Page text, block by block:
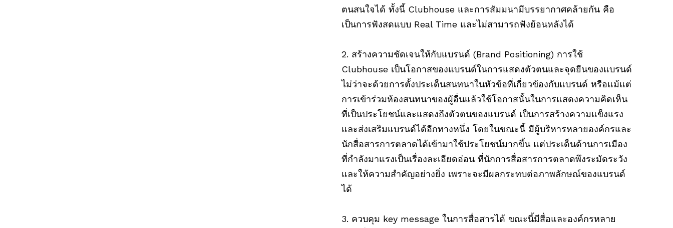
ตนสนใจได้ ทั้งนี้ Clubhouse และการสัมมนามีบรรยากาศคล้ายกัน คือ
เป็นการฟังสดแบบ Real Time และไม่สามารถฟังย้อนหลังได้
2. สร้างความชัดเจนให้กับแบรนด์ (Brand Positioning) การใช้
Clubhouse เป็นโอกาสของแบรนด์ในการแสดงตัวตนและจุดยืนของแบรนด์
ไม่ว่าจะด้วยการตั้งประเด็นสนทนาในหัวข้อที่เกี่ยวข้องกับแบรนด์ หรือแม้แต่
การเข้าร่วมห้องสนทนาของผู้อื่นแล้วใช้โอกาสนั้นในการแสดงความคิดเห็น
ที่เป็นประโยชน์และแสดงถึงตัวตนของแบรนด์ เป็นการสร้างความแข็งแรง
และส่งเสริมแบรนด์ได้อีกทางหนึ่ง โดยในขณะนี้ มีผู้บริหารหลายองค์กรและ
นักสื่อสารการตลาดได้เข้ามาใช้ประโยชน์มากขึ้น แต่ประเด็นด้านการเมือง
ที่กำลังมาแรงเป็นเรื่องละเอียดอ่อน ที่นักการสื่อสารการตลาดพึงระมัดระวัง
และให้ความสำคัญอย่างยิ่ง เพราะจะมีผลกระทบต่อภาพลักษณ์ของแบรนด์
ได้
3. ควบคุม key message ในการสื่อสารได้ ขณะนี้มีสื่อและองค์กรหลาย